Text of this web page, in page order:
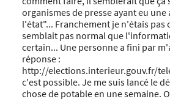
organismes de presse ayant eu
l'état"... Franchement je n'étais pas
semblait pas normal que
certain... Une personne a fini par
réponse :
http://elections.interieur.gouv.fr/
c'est possible. Je me suis lancé le
chose de potable en une semaine.